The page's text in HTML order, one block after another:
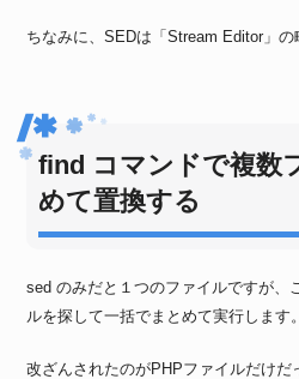
ちなみに、SEDは「Stream Editor」の
find コマンドで複数
めて置換する
sed のみだと１つのファイルですが、
ルを探して一括でまとめて実行します。
改ざんされたのがPHPファイルだけだ